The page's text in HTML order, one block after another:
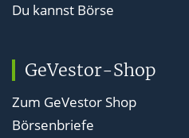
Du kannst Börse
GeVestor-Shop
Zum GeVestor Shop
Börsenbriefe